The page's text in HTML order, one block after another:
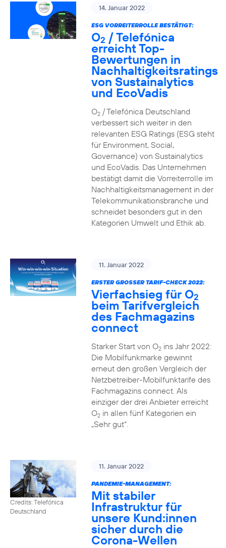
14. Januar 2022
ESG VORREITERROLLE BESTÄTIGT:
O2 / Telefónica
erreicht Top-
Bewertungen in
Nachhaltigkeitsratings
von Sustainalytics
und EcoVadis
O2/ Telefónica Deutschland
verbessert sich weiter in den
relevanten ESG Ratings (ESG steht
für Environment, Social,
Governance) von Sustainalytics
und EcoVadis. Das Unternehmen
bestätigt damit die Vorreiterrolle im
Nachhaltigkeitsmanagement in der
Telekommunikationsbranche und
schneidet besonders gut in den
Kategorien Umwelt und Ethik ab.
11. Januar 2022
ERSTER GROSSER TARIF-CHECK 2022:
Vierfachsieg für O2
beim Tarifvergleich
des Fachmagazins
connect
Starker Start von O2ins Jahr 2022:
Die Mobilfunkmarke gewinnt
erneut den großen Vergleich der
Netzbetreiber-Mobilfunktarife des
Fachmagazins connect. Als
einziger der drei Anbieter erreicht
O2in allen fünf Kategorien ein
„Sehr gut“.
Credits: Telefónica
Deutschland
11. Januar 2022
PANDEMIE-MANAGEMENT:
Mit stabiler
Infrastruktur für
unsere Kund:innen
sicher durch die
Corona-Wellen